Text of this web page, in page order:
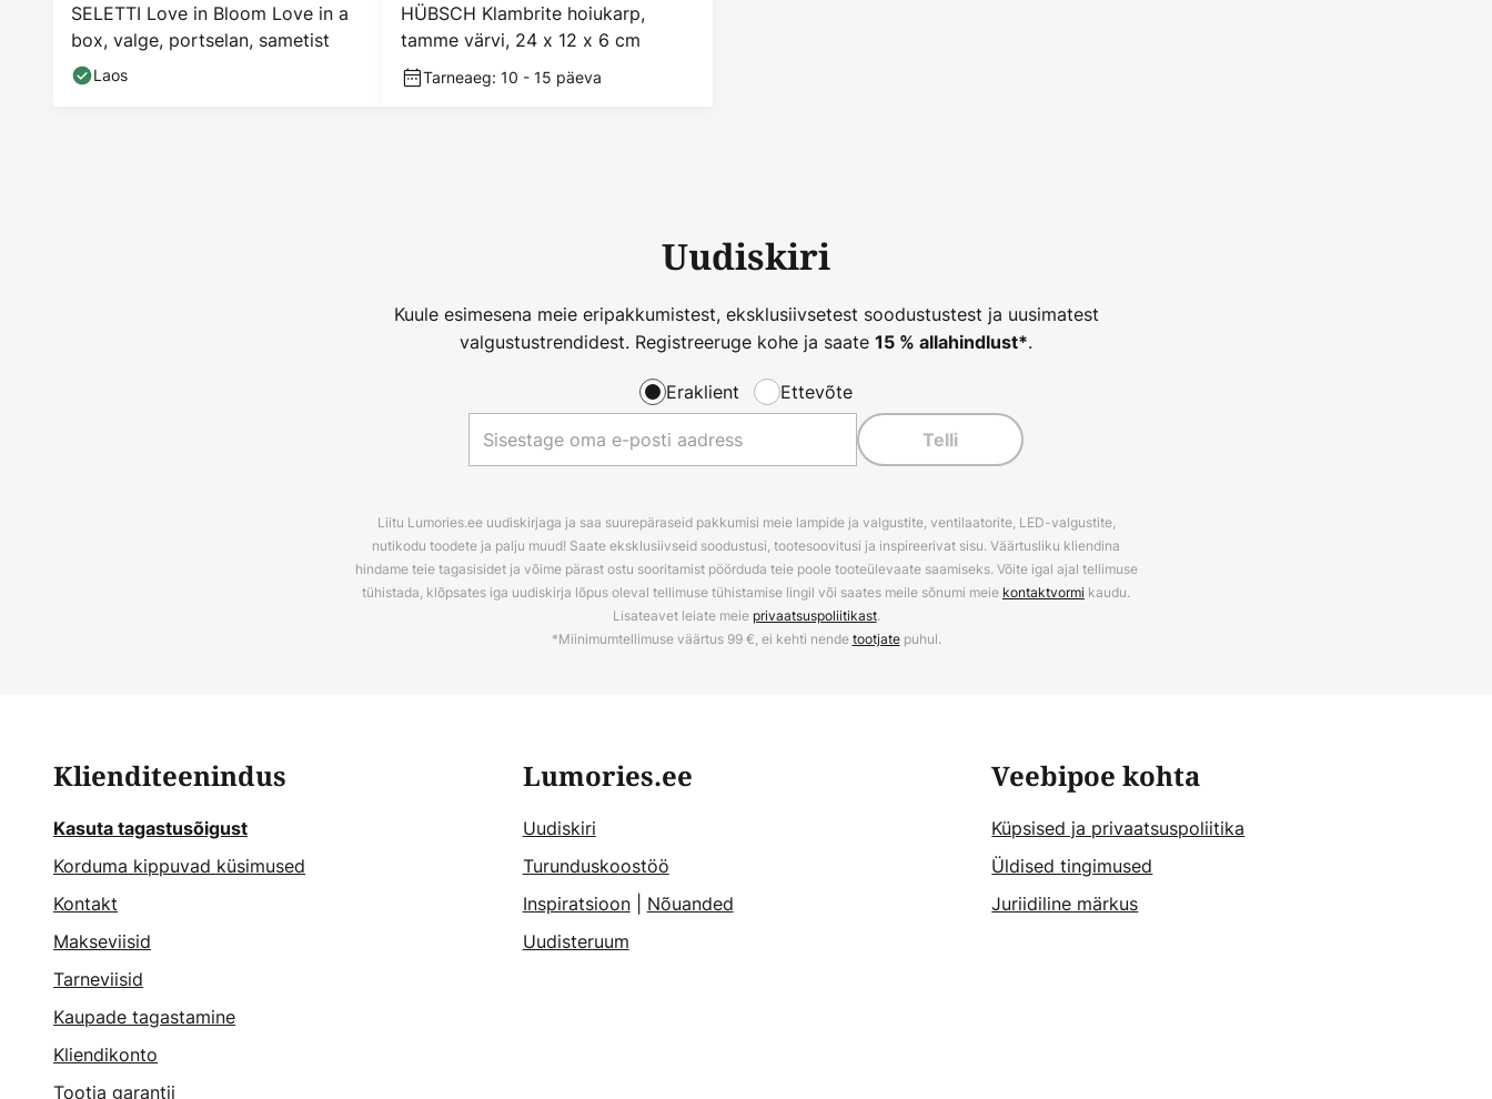
SELETTI Love in Bloom Love in a
box, valge, portselan, sametist
Laos
HÜBSCH Klambrite hoiukarp,
tamme värvi, 24 x 12 x 6 cm
Tarneaeg: 10 - 15 päeva
Uudiskiri
Kuule esimesena meie eripakkumistest, eksklusiivsetest soodustustest ja uusimatest
valgustustrendidest. Registreeruge kohe ja saate 15 % allahindlust*.
Eraklient Ettevõte
Telli
Liitu Lumories.ee uudiskirjaga ja saa suurepäraseid pakkumisi meie lampide ja valgustite, ventilaatorite, LED-valgustite,
nutikodu toodete ja palju muud! Saate eksklusiivseid soodustusi, tootesoovitusi ja inspireerivat sisu. Väärtusliku kliendina
hindame teie tagasisidet ja võime pärast ostu sooritamist pöörduda teie poole tooteülevaate saamiseks. Võite igal ajal tellimuse
tühistada, klõpsates iga uudiskirja lõpus oleval tellimuse tühistamise lingil või saates meile sõnumi meie kontaktvormi kaudu.
Lisateavet leiate meie privaatsuspoliitikast.
*Miinimumtellimuse väärtus 99 €, ei kehti nendetootjatepuhul.
Klienditeenindus
Kasuta tagastusõigust
Korduma kippuvad küsimused
Kontakt
Makseviisid
Tarneviisid
Kaupade tagastamine
Kliendikonto
Tootja garantii
Lumories.ee
Uudiskiri
Turunduskoostöö
Inspiratsioon| Nõuanded
Uudisteruum
Veebipoe kohta
Küpsised ja privaatsuspoliitika
Üldised tingimused
Juriidiline märkus